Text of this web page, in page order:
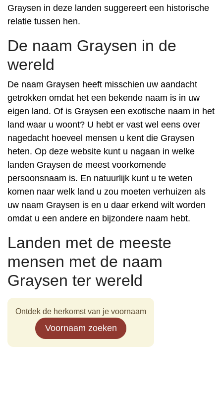
Graysen in deze landen suggereert een historische
relatie tussen hen.
De naam Graysen in de
wereld
De naam Graysen heeft misschien uw aandacht
getrokken omdat het een bekende naam is in uw
eigen land. Of is Graysen een exotische naam in het
land waar u woont? U hebt er vast wel eens over
nagedacht hoeveel mensen u kent die Graysen
heten. Op deze website kunt u nagaan in welke
landen Graysen de meest voorkomende
persoonsnaam is. En natuurlijk kunt u te weten
komen naar welk land u zou moeten verhuizen als
uw naam Graysen is en u daar erkend wilt worden
omdat u een andere en bijzondere naam hebt.
Landen met de meeste
mensen met de naam
Graysen ter wereld
Ontdek de herkomst van je voornaam
Voornaam zoeken